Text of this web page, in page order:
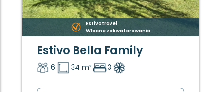
Estivotravel
Własne zakwaterowanie
Estivo Bella Family
6 34 m² 3